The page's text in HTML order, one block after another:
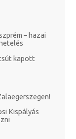
– hazai
kapott
Kispályás